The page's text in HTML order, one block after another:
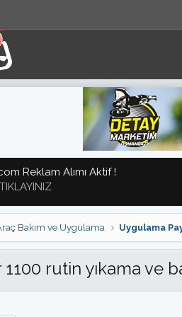
Reklam Alımı Aktif !
Bakım ve Uygulama Uygulama
rutin yıkama ve